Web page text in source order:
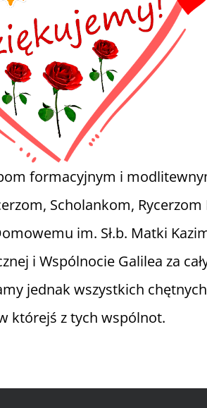
formacyjnym i
Scholankom, Rycerzom
im. Sł.b. Matki
i Wspólnocie Galilea za
jednak wszystkich
którejś z tych wspólnot.